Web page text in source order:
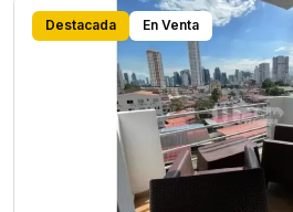
Destacada En Venta